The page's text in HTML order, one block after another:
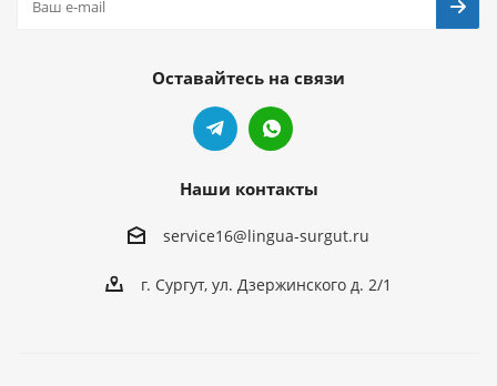
Оставайтесь на связи
Наши контакты
service16@lingua-surgut.ru
г. Сургут, ул. Дзержинского д. 2/1